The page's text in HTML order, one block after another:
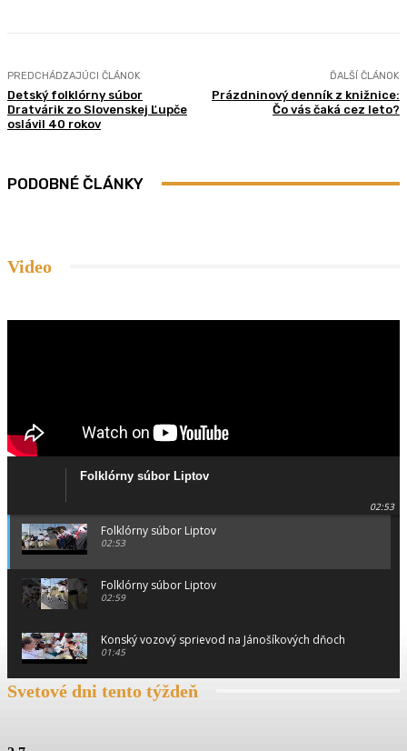
PREDCHÁDZAJÚCI ČLÁNOK
Detský folklórny súbor
Dratvárik zo Slovenskej Ľupče
oslávil 40 rokov
ĎALŠÍ ČLÁNOK
Prázdninový denník z knižnice:
Čo vás čaká cez leto?
PODOBNÉ ČLÁNKY
Video
Folklórny súbor Liptov
02:53
Folklórny súbor Liptov
02:53
Folklórny súbor Liptov
02:59
Konský vozový sprievod na Jánošíkových dňoch
01:45
Konský vozový sprievod na Jánošíkových dňoch
Svetové dni tento týždeň